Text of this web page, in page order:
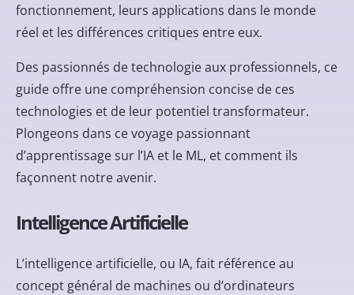
fonctionnement, leurs applications dans le monde
réel et les différences critiques entre eux.
Des passionnés de technologie aux professionnels, ce
guide offre une compréhension concise de ces
technologies et de leur potentiel transformateur.
Plongeons dans ce voyage passionnant
d’apprentissage sur l’IA et le ML, et comment ils
façonnent notre avenir.
Intelligence Artificielle
L’intelligence artificielle, ou IA, fait référence au
concept général de machines ou d’ordinateurs